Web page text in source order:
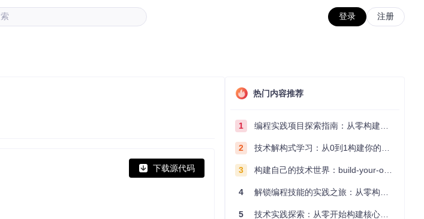
登录 注册
下载源代码
热门内容推荐
1 编程实践项目探索指南：从零构建技术能力体系
2 技术解构式学习：从0到1构建你的编程知识体系
3 构建自己的技术世界：build-your-own-x项目的实践探索指南
4 解锁编程技能的实践之旅：从零构建你的技术世界
5 技术实践探索：从零开始构建核心系统的实践指南